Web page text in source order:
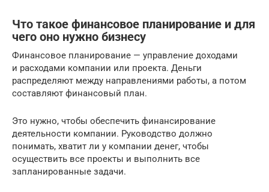
Что такое финансовое планирование и для
чего оно нужно бизнесу
Финансовое планирование — управление доходами
и расходами компании или проекта. Деньги
распределяют между направлениями работы, а потом
составляют финансовый план.
Это нужно, чтобы обеспечить финансирование
деятельности компании. Руководство должно
понимать, хватит ли у компании денег, чтобы
осуществить все проекты и выполнить все
запланированные задачи.